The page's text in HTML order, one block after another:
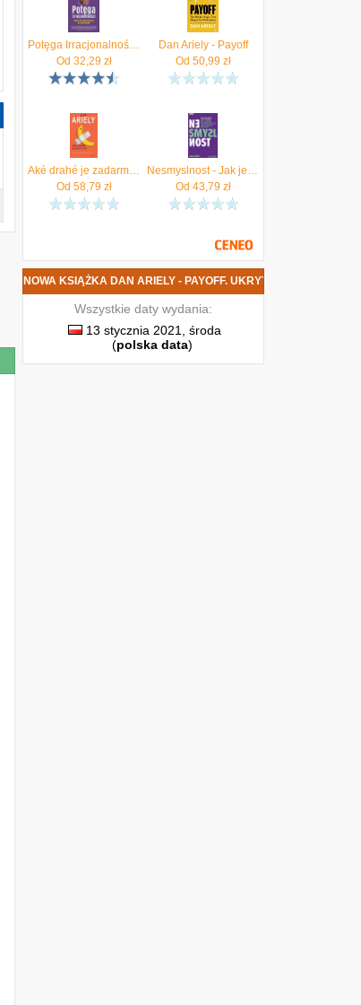
Potęga Irracjonalności Ukryte Siły Które Wpływają Na Nasze Decyzje - Dan Ariely
Od 32,29 zł
Dan Ariely - Payoff
Od 50,99 zł
Aké drahé je zadarmo Dan Ariely
Od 58,79 zł
Nesmyslnost - Jak je možné, že racionálně uvažující lidé uvěří neracionálním „pravdám“? Dan Ariely
Od 43,79 zł
NOWA KSIĄŻKA DAN ARIELY - PAYOFF. UKRYTA LOGIKA
Wszystkie daty wydania:
13 stycznia 2021, środa
(polska data)